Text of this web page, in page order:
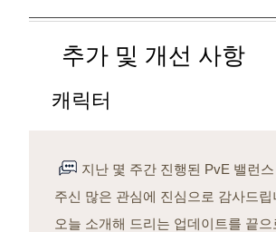
추가 및 개선 사항
캐릭터
지난 몇 주간 진행된 PvE 밸런
주신 많은 관심에 진심으로 감사드립
오늘 소개해 드리는 업데이트를 끝